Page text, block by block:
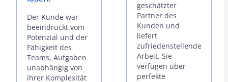
Der Kunde war
beeindruckt vom
Potenzial und der
Fähigkeit des
Teams, Aufgaben
unabhängig von
ihrer Komplexität
geschätzter
Partner des
Kunden und
liefert
zufriedenstellende
Arbeit. Sie
verfügen über
perfekte